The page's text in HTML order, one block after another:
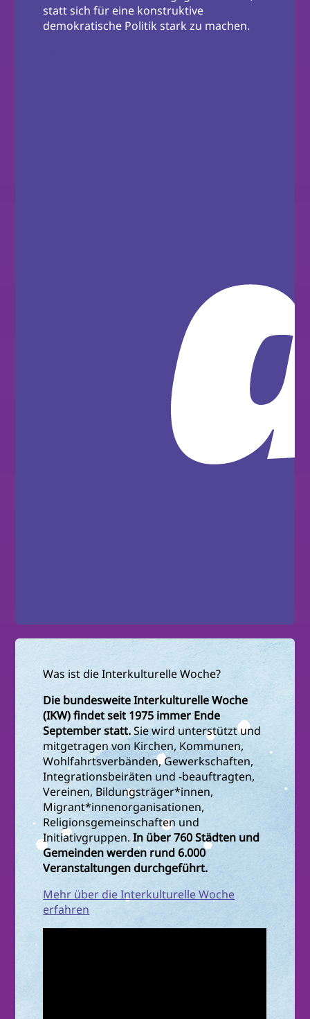
statt sich für eine konstruktive
demokratische Politik stark zu machen.
Was ist die Interkulturelle Woche?
Die bundesweite Interkulturelle Woche
(IKW) findet seit 1975 immer Ende
September statt.Sie wird unterstützt und
mitgetragen von Kirchen, Kommunen,
Wohlfahrtsverbänden, Gewerkschaften,
Integrationsbeiräten und -beauftragten,
Vereinen, Bildungsträger*innen,
Migrant*innenorganisationen,
Religionsgemeinschaften und
Initiativgruppen.In über 760 Städten und
Gemeinden werden rund 6.000
Veranstaltungen durchgeführt.
Mehr über die Interkulturelle Woche
erfahren